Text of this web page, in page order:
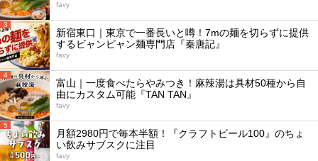
favy
3
新宿東口｜東京で一番長いと噂！7mの麺を切らずに提供
するビャンビャン麺専門店『秦唐記』
favy
4
富山｜一度食べたらやみつき！麻辣湯は具材50種から自
由にカスタム可能『TAN TAN』
favy
5
月額2980円で毎本半額！『クラフトビール100』のちょ
い飲みサブスクに注目
favy